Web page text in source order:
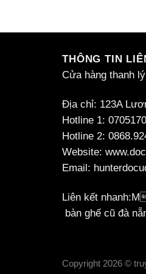
THÔNG TIN
Cửa hàng thanh
Địa chỉ: 123A
Hotline 1:
Hotline 2:
Website:
Email:
Liên kết nhanh:M
bàn ghế cũ đà
Copyright 2026 ©